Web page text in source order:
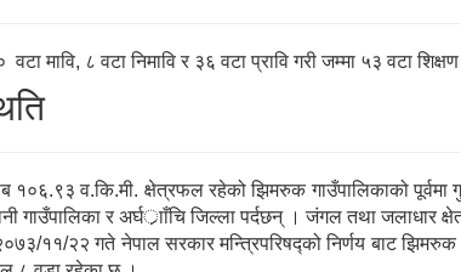
मावि, ८ वटा निमावि र ३६ वटा प्रावि गरी जम्मा ५३ वटा
१०६.९३ व.कि.मी. क्षेत्रफल रहेको झिमरुक गाउँपालिकाको पूर्वमा
गाउँपालिका र अर्घर्ााँचि जिल्ला पर्दछन् । जंगल तथा
११/२२ गते नेपाल सरकार मन्त्रिपरिषद्को निर्णय बाट